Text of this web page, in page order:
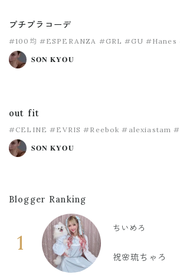
プチプラコーデ
#100均 #ESPERANZA #GRL #GU #Hanes
𝐒𝐎𝐍 𝐊𝐘𝐎𝐔
out fit
#CELINE #EVRIS #Reebok #alexiastam
#lackofcolor
𝐒𝐎𝐍 𝐊𝐘𝐎𝐔
Blogger Ranking
1
ちいめろ
祝🌸琉ちゃろ